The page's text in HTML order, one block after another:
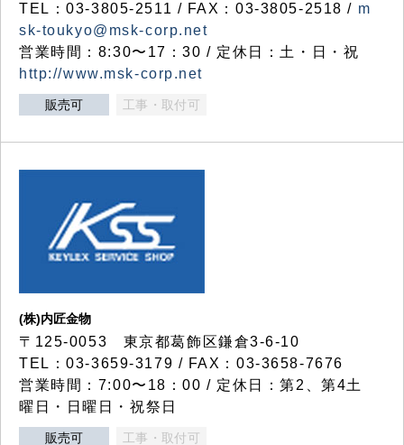
TEL：03-3805-2511 / FAX：03-3805-2518 / m
sk-toukyo@msk-corp.net
営業時間：8:30〜17：30 / 定休日：土・日・祝
http://www.msk-corp.net
販売可 工事・取付可
(株)内匠金物
〒125-0053 東京都葛飾区鎌倉3-6-10
TEL：03-3659-3179 / FAX：03-3658-7676
営業時間：7:00〜18：00 / 定休日：第2、第4土
曜日・日曜日・祝祭日
販売可 工事・取付可